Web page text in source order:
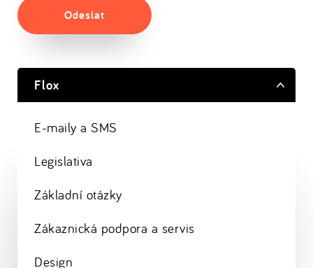
Odeslat
Flox
E-maily a SMS
Legislativa
Základní otázky
Zákaznická podpora a servis
Design